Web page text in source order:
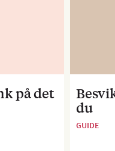
på det
du
GUIDE